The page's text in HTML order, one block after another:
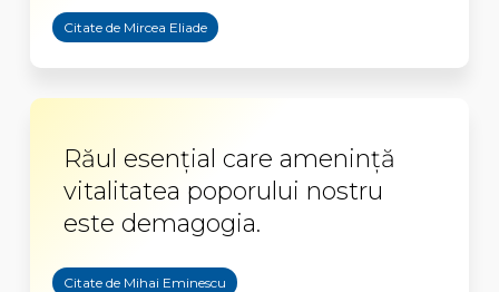
Citate de Mircea Eliade
Răul esenţial care ameninţă
vitalitatea poporului nostru
este demagogia.
Citate de Mihai Eminescu